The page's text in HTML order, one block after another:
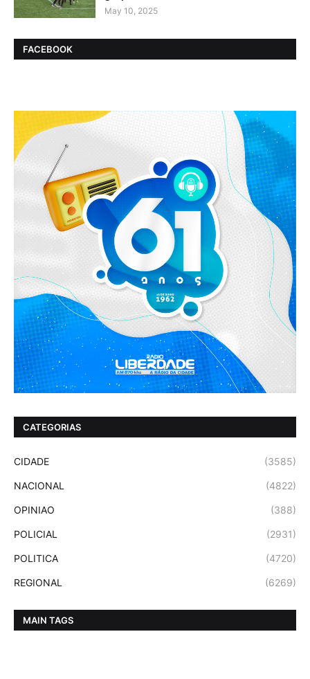
May 10, 2025
FACEBOOK
CATEGORIAS
CIDADE (3585)
NACIONAL (4822)
OPINIAO (388)
POLICIAL (2931)
POLITICA (4720)
REGIONAL (6269)
MAIN TAGS